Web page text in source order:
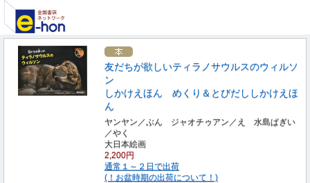
友だちが欲しいティラノサウルスのウィルソ
ン
しかけえほん めくり＆とびだししかけえほ
ん
ヤンヤン／ぶん ジャオチゥアン／え 水島ぱぎい
／やく
大日本絵画
2,200円
通常１～２日で出荷
(！お盆時期の出荷について！)